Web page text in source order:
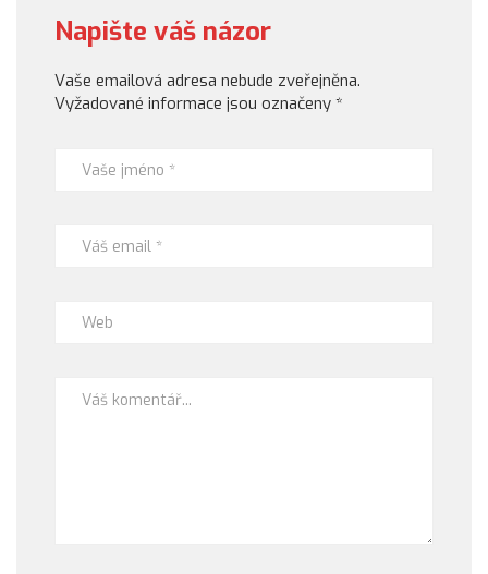
Napište váš názor
Vaše emailová adresa nebude zveřejněna.
Vyžadované informace jsou označeny *